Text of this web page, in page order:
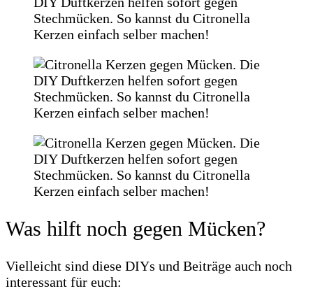
Was hilft noch gegen Mücken?
Vielleicht sind diese DIYs und Beiträge auch noch
interessant für euch: